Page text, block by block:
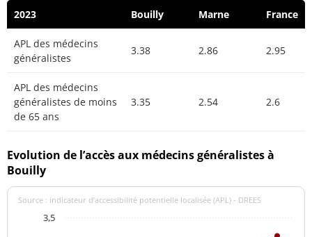
2023 Bouilly Marne France
APL des médecins
généralistes
3.38 2.86 2.95
APL des médecins
généralistes de moins
de 65 ans
3.35 2.54 2.6
Evolution de l’accès aux médecins généralistes à
Bouilly
Source : indicateur d’accessibilité potentielle localisée (APL) - DREES
3,5